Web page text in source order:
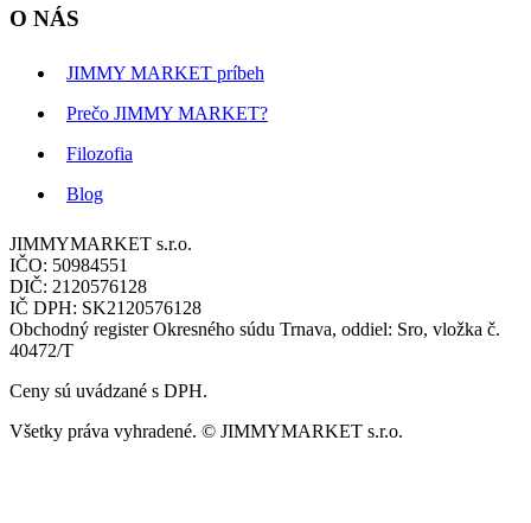
O NÁS
JIMMY MARKET príbeh
Prečo JIMMY MARKET?
Filozofia
Blog
JIMMYMARKET s.r.o.
IČO: 50984551
DIČ: 2120576128
IČ DPH: SK2120576128
Obchodný register Okresného súdu Trnava, oddiel: Sro, vložka č.
40472/T
Ceny sú uvádzané s DPH.
Všetky práva vyhradené. © JIMMYMARKET s.r.o.